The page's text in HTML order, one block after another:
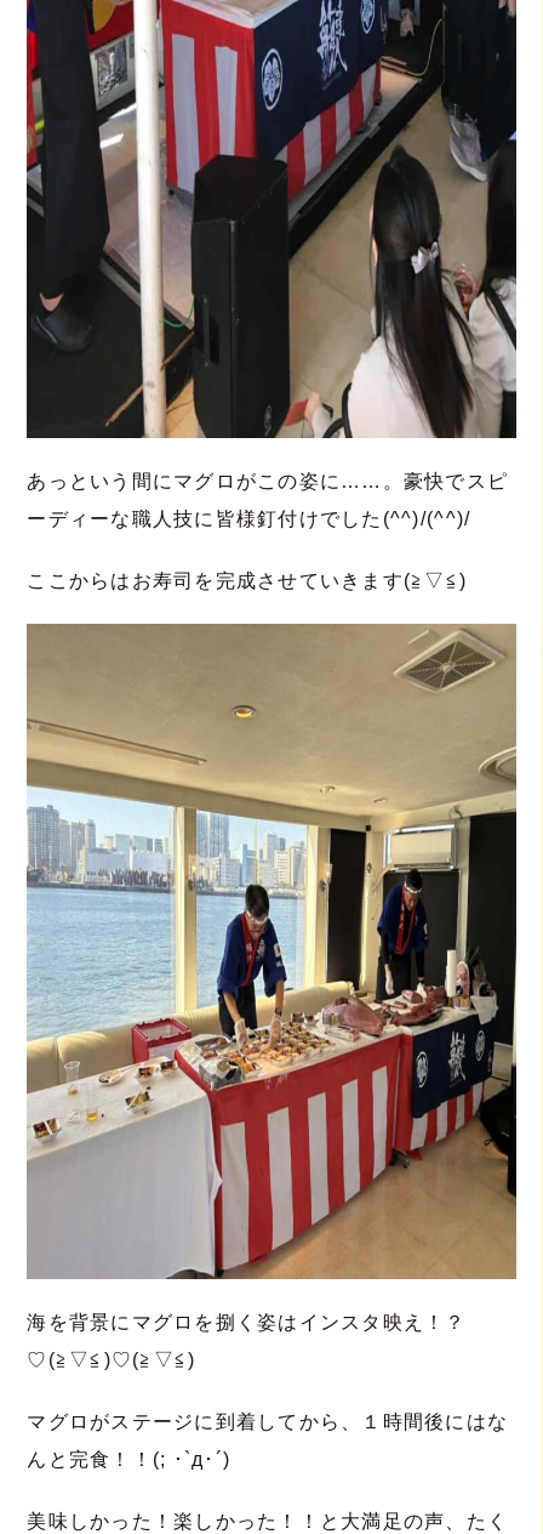
あっという間にマグロがこの姿に……。豪快でスピ
ーディーな職人技に皆様釘付けでした(^^)/(^^)/
ここからはお寿司を完成させていきます(≧▽≦)
海を背景にマグロを捌く姿はインスタ映え！？
♡(≧▽≦)♡(≧▽≦)
マグロがステージに到着してから、１時間後にはな
んと完食！！(; ･`д･´)
美味しかった！楽しかった！！と大満足の声、たく